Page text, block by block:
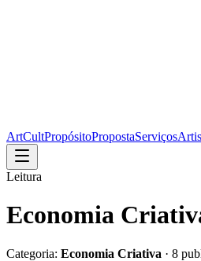
ArtCultPropósitoPropostaServiços
Leitura
Economia
Categoria: Economia Criativa · 8